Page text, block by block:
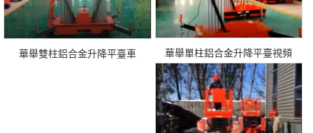
華舉雙柱鋁合金升降平臺車 華舉單柱鋁合金升降平臺視頻